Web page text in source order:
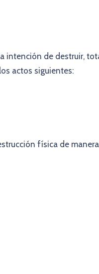
intención de destruir,
actos siguientes:
física de manera